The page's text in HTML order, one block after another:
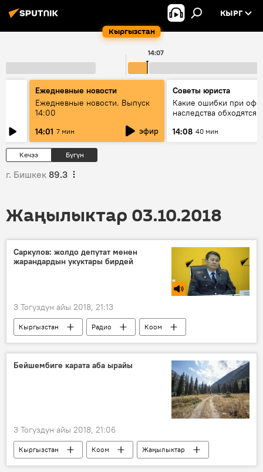
Кыргызстан
КЫРГ
14:07
Ежедневные новости
Ежедневные новости. Выпуск
14:00
14:01 7 мин эфир
Советы юриста
Какие ошибки при
наследства обходятся
14:08 40 мин
Кечээ Бүгүн
г. Бишкек 89.3
Жаңылыктар 03.10.2018
Саркулов: жолдо депутат менен
жарандардын укуктары бирдей
3 Тогуздун айы 2018, 21:13
Кыргызстан Радио
Коом
Иманалы Саркулов
жол эрежеси
мыйзам
депутат
Бейшембиге карата аба ырайы
3 Тогуздун айы 2018, 21:06
Кыргызстан Коом
Жаңылыктар
аба ырайы